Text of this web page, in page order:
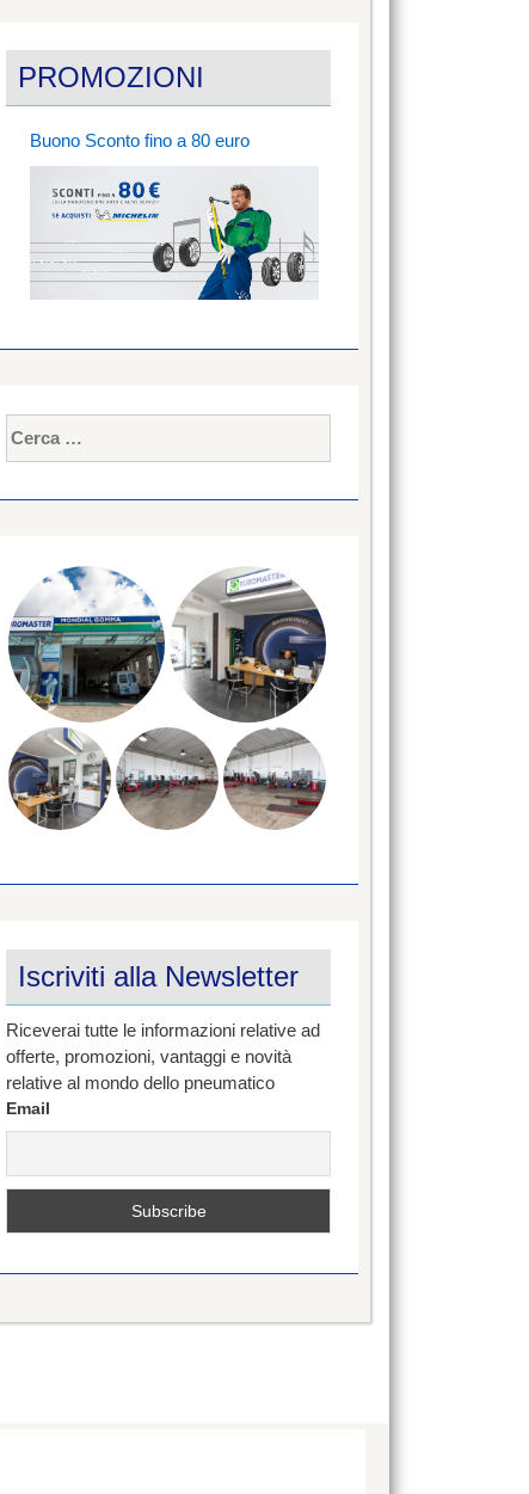
PROMOZIONI
Buono Sconto fino a 80 euro
Iscriviti alla Newsletter
Riceverai tutte le informazioni relative ad
offerte, promozioni, vantaggi e novità
relative al mondo dello pneumatico
Email